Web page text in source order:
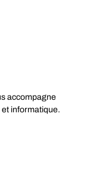
accompagne
informatique.